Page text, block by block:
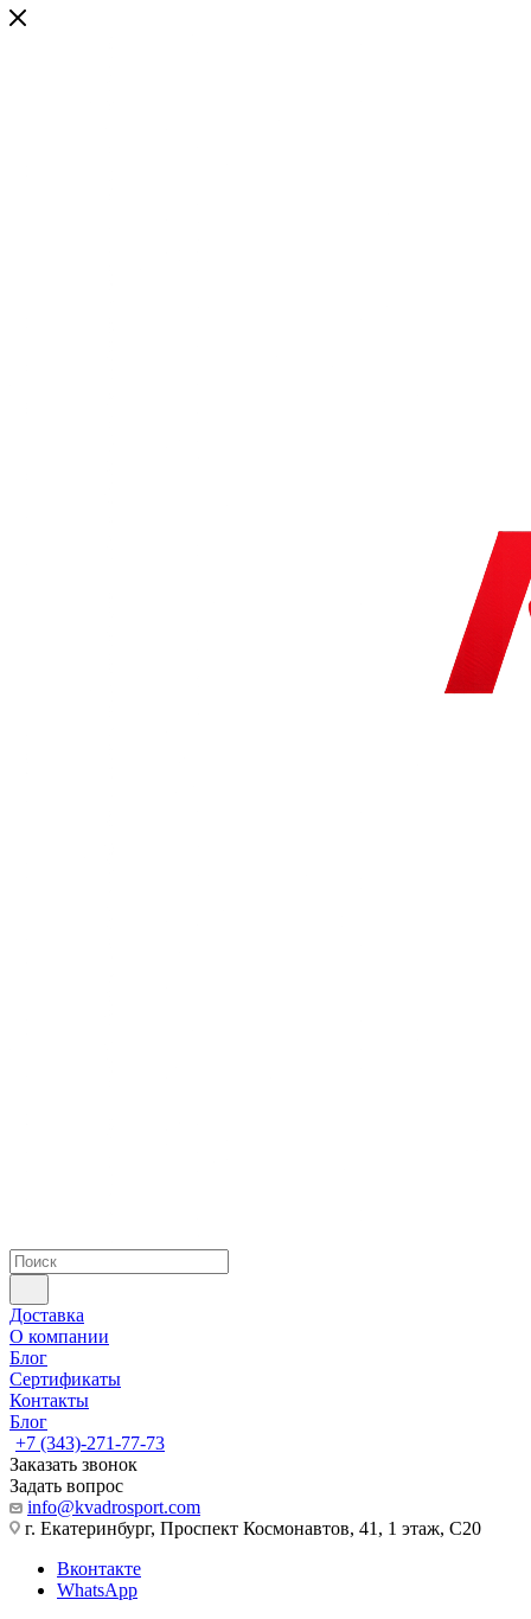
Доставка
О компании
Блог
Сертификаты
Контакты
Блог
+7 (343)-271-77-73
Заказать звонок
Задать вопрос
info@kvadrosport.com
г. Екатеринбург, Проспект Космонавтов, 41, 1 этаж, С20
Вконтакте
WhatsApp